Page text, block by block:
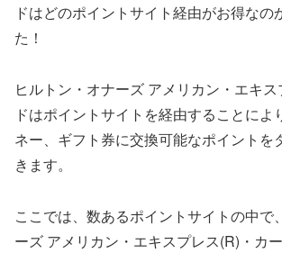
ドはどのポイントサイト経由がお得なの
た！
ヒルトン・オナーズ アメリカン・エキ
ドはポイントサイトを経由することによ
ネー、ギフト券に交換可能なポイントを
きます。
ここでは、数あるポイントサイトの中で
ーズ アメリカン・エキスプレス(R)・カ